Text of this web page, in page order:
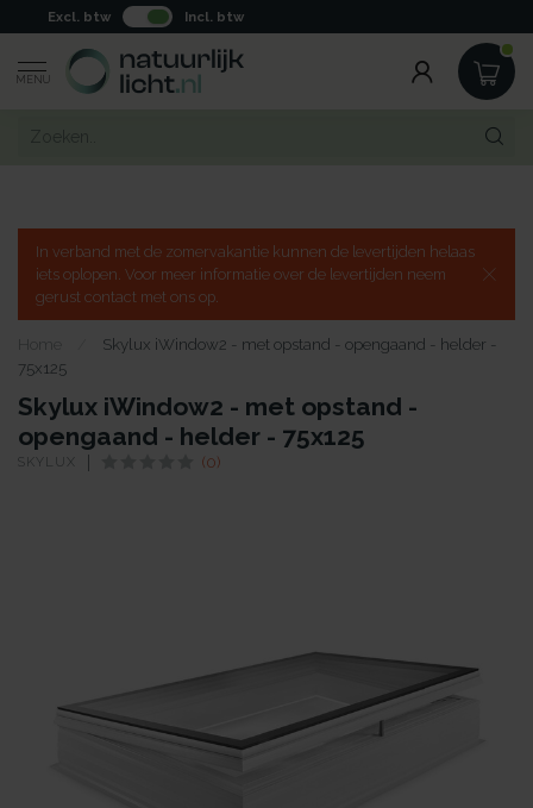
Excl. btw Incl. btw
MENU
In verband met de zomervakantie kunnen de levertijden helaas
iets oplopen. Voor meer informatie over de levertijden neem
gerust contact met ons op.
Home
Skylux iWindow2 - met opstand - opengaand - helder -
75x125
Skylux iWindow2 - met opstand -
opengaand - helder - 75x125
SKYLUX (0)